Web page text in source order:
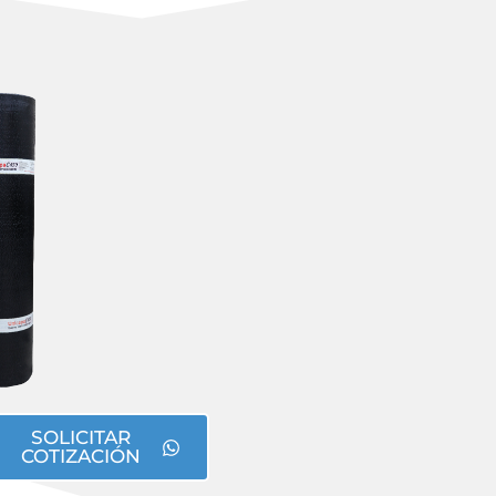
SOLICITAR
COTIZACIÓN